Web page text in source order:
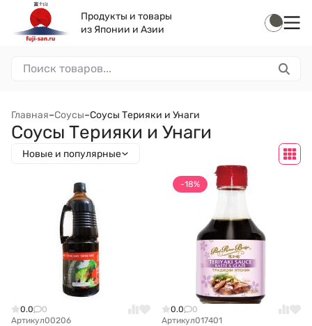
Продукты и товары
из Японии и Азии
Главная–Соусы–Соусы Терияки и Унаги
Соусы Терияки и Унаги
Новые и популярные
0.0
0
Артикул00206
-18%
0.0
0
Артикул017401